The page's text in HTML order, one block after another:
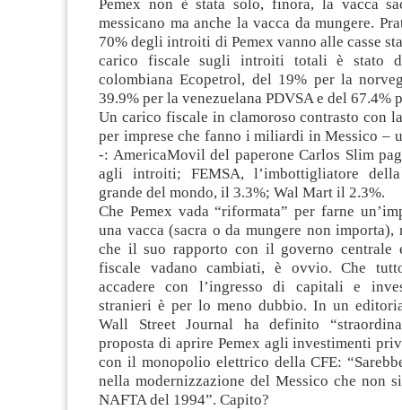
Pemex non è stata solo, finora, la vacca
messicano ma anche la vacca da mungere.
70% degli introiti di Pemex vanno alle casse
carico fiscale sugli introiti totali è stato
colombiana Ecopetrol, del 19% per la
39.9% per la venezuelana PDVSA e del 67.4%
Un carico fiscale in clamoroso contrasto con
per imprese che fanno i miliardi in Messico –
-: AmericaMovil del paperone Carlos Slim
agli introiti; FEMSA, l’imbottigliatore
grande del mondo, il 3.3%; Wal Mart il 2.3%.
Che Pemex vada “riformata” per farne
una vacca (sacra o da mungere non importa),
che il suo rapporto con il governo centrale
fiscale vadano cambiati, è ovvio. Che
accadere con l’ingresso di capitali e
stranieri è per lo meno dubbio. In un
Wall Street Journal ha definito
proposta di aprire Pemex agli investimenti
con il monopolio elettrico della CFE:
nella modernizzazione del Messico che non
NAFTA del 1994”. Capito?